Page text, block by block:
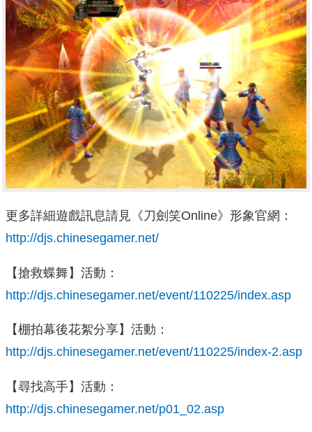
更多詳細遊戲訊息請見《刀劍笑Online》形象官網：
http://djs.chinesegamer.net/
【搶救蝶舞】活動：
http://djs.chinesegamer.net/event/110225/index.asp
【棚拍幕後花絮分享】活動：
http://djs.chinesegamer.net/event/110225/index-2.asp
【尋找高手】活動：
http://djs.chinesegamer.net/p01_02.asp